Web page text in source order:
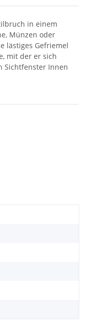
in einem
Münzen oder
lästiges Gefriemel
mit der er sich
Sichtfenster Innen